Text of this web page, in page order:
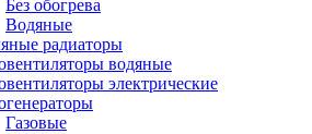
Без обогрева
Водяные
радиаторы
водяные
электрические
Газовые